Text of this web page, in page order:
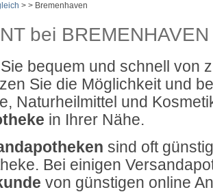
> > Bremenhaven
bei
bequem und schnell von
Sie die Möglichkeit und
Naturheilmittel und
in Ihrer Nähe.
sind oft
Bei einigen
von günstigen online